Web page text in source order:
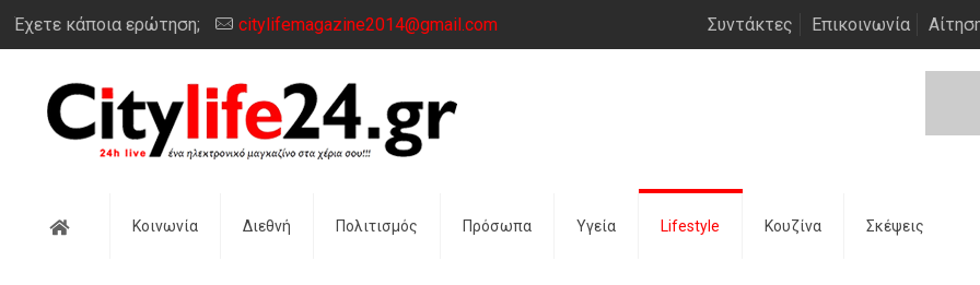
Έχετε κάποια ερώτηση; citylifemagazine2014@gmail.com Συντάκτες Επικοινωνία
Αρχική Κοινωνία Διεθνή Πολιτισμός Πρόσωπα Υγεία Lifestyle Κουζίνα Σκέψεις